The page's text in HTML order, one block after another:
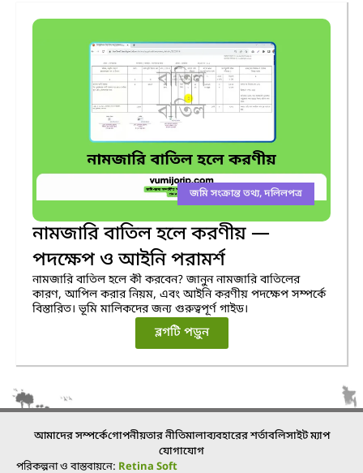
জমি সংক্রান্ত তথ্য,দলিলপত্র
নামজারি বাতিল হলে করণীয় —
পদক্ষেপ ও আইনি পরামর্শ
নামজারি বাতিল হলে কী করবেন? জানুন নামজারি বাতিলের
কারণ, আপিল করার নিয়ম, এবং আইনি করণীয় পদক্ষেপ সম্পর্কে
বিস্তারিত। ভূমি মালিকদের জন্য গুরুত্বপূর্ণ গাইড।
ব্লগটি পড়ুন
আমাদের সম্পর্কেগোপনীয়তার নীতিমালাব্যবহারের শর্তাবলিসাইট ম্যাপ
যোগাযোগ
পরিকল্পনা ও বাস্তবায়নে: Retina Soft